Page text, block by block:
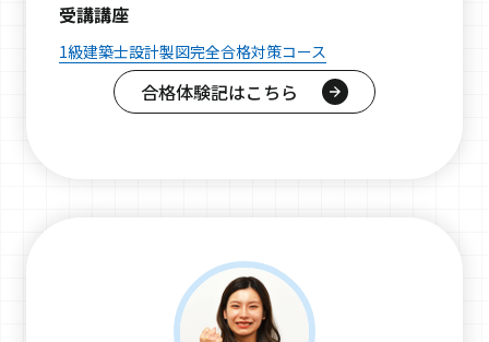
受講講座
1級建築士設計製図完全合格対策コース
合格体験記はこちら